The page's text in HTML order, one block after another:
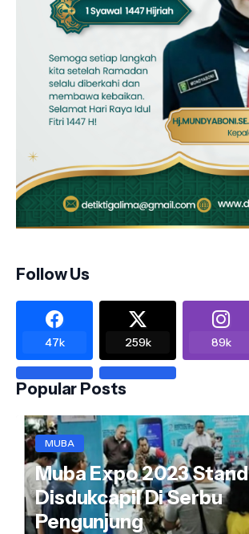
Follow Us
47k 259k 89k
Popular Posts
MUBA
Muba Expo 2023 Stand
Disdukcapil Di Serbu
Pengunjung